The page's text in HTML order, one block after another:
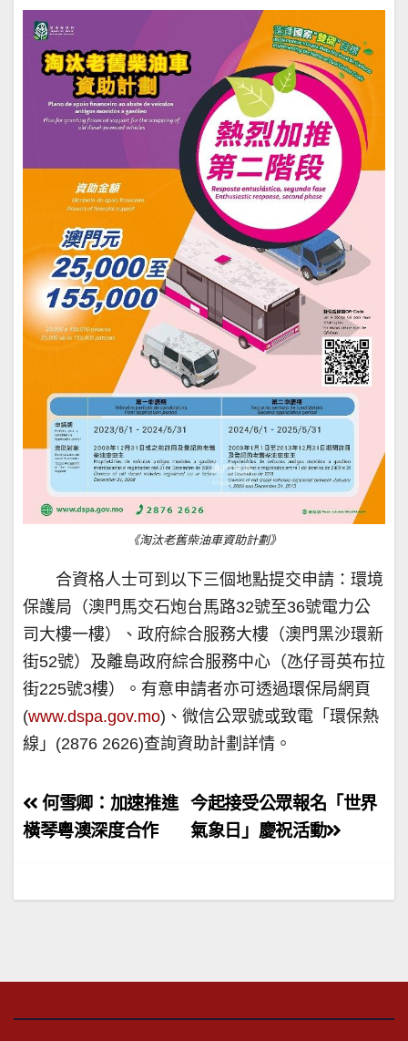
《淘汰老舊柴油車資助計劃》
合資格人士可到以下三個地點提交申請：環境
保護局（澳門馬交石炮台馬路32號至36號電力公
司大樓一樓）、政府綜合服務大樓（澳門黑沙環新
街52號）及離島政府綜合服務中心（氹仔哥英布拉
街225號3樓）。有意申請者亦可透過環保局網頁
(www.dspa.gov.mo)、微信公眾號或致電「環保熱
線」(2876 2626)查詢資助計劃詳情。
文
章
覽
今起接受公眾報名「世界
氣象日」慶祝活動
何雪卿：加速推進
橫琴粵澳深度合作